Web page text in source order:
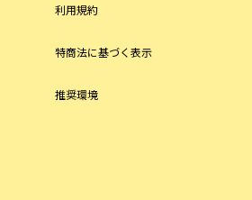
利用規約
特商法に基づく表示
推奨環境